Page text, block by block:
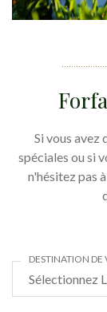
Si vous avez
spéciales ou si
n'hésitez pas
Sélectionnez
DESTINATION DE